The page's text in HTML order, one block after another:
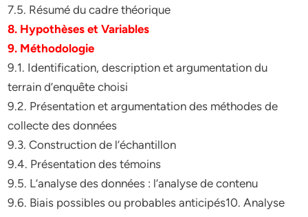
7.5. Résumé du cadre théorique
8. Hypothèses et Variables
9. Méthodologie
9.1. Identification, description et argumentation du
terrain d’enquête choisi
9.2. Présentation et argumentation des méthodes de
collecte des données
9.3. Construction de l’échantillon
9.4. Présentation des témoins
9.5. L’analyse des données : l’analyse de contenu
9.6. Biais possibles ou probables anticipés10. Analyse